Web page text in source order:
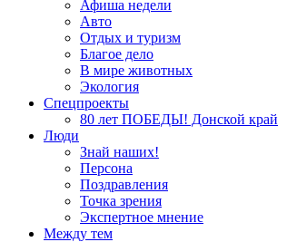
Афиша недели
Авто
Отдых и туризм
Благое дело
В мире животных
Экология
Спецпроекты
80 лет ПОБЕДЫ! Донской край
Люди
Знай наших!
Персона
Поздравления
Точка зрения
Экспертное мнение
Между тем